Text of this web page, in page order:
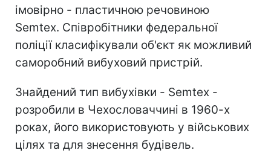
імовірно - пластичною речовиною
Semtex. Співробітники федеральної
поліції класифікували об'єкт як можливий
саморобний вибуховий пристрій.
Знайдений тип вибухівки - Semtex -
розробили в Чехословаччині в 1960-х
роках, його використовують у військових
цілях та для знесення будівель.